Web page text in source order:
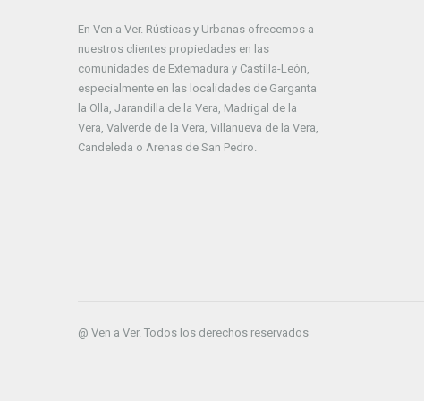
En Ven a Ver. Rústicas y Urbanas ofrecemos a
nuestros clientes propiedades en las
comunidades de Extemadura y Castilla-León,
especialmente en las localidades de Garganta
la Olla, Jarandilla de la Vera, Madrigal de la
Vera, Valverde de la Vera, Villanueva de la Vera,
Candeleda o Arenas de San Pedro.
@ Ven a Ver. Todos los derechos reservados